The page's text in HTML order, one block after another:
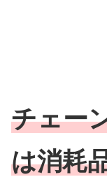
チェー
は消耗